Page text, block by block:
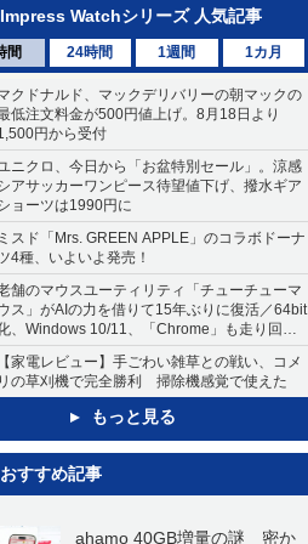
Impress Watchシリーズ 人気記事
間 24時間 1週間 1カ月
クドナルド、マックデリバリーの朝マックの
低注文料金が500円値上げ。8月18日より
円から受付
ニクロ、今日から「お盆特別セール」。涼感
アサッカーワンピース待望値下げ、撥水ギア
ョーツは1990円に
スド「Mrs. GREEN APPLE」のコラボドーナ
4種、いよいよ発売！
舗のマウスユーティリティ「チューチューマ
ス」がAIの力を借りて15年ぶりに復活／64bit
、Windows 10/11、「Chrome」も走り回
。復活記念で2026年末まで500円
家電レビュー】手ごわい雑草との戦い、コメ
の草刈機で完全勝利 掃除機感覚で使えた
もっと見る
おすすめ記事
ahamo 40GB増量の謎 密か